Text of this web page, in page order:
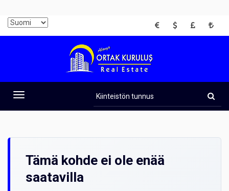
EUR USD GBP TRY
Toggle
navigation
tunnus
Tämä kohde ei ole enää
saatavilla